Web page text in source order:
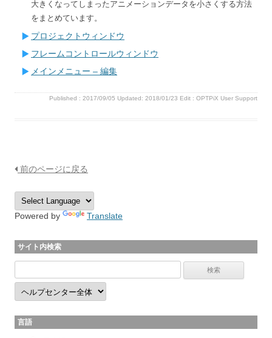
大きくなってしまったアニメーションデータを小さくする方法
をまとめています。
プロジェクトウィンドウ
フレームコントロールウィンドウ
メインメニュー – 編集
Published : 2017/09/05 Updated: 2018/01/23 Edit : OPTPiX User Support
前のページに戻る
Powered by Translate
サイト内検索
言語